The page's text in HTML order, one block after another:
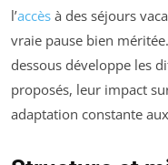
l’accès à des séjours
vraie pause bien
dessous développe les
proposés, leur impact
adaptation constante